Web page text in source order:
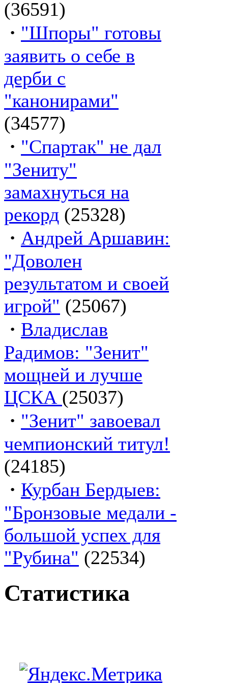
(36591)
· "Шпоры" готовы
заявить о себе в
дерби с
"канонирами"
(34577)
· "Спартак" не дал
"Зениту"
замахнуться на
рекорд (25328)
· Андрей Аршавин:
"Доволен
результатом и своей
игрой" (25067)
· Владислав
Радимов: "Зенит"
мощней и лучше
ЦСКА (25037)
· "Зенит" завоевал
чемпионский титул!
(24185)
· Курбан Бердыев:
"Бронзовые медали -
большой успех для
"Рубина" (22534)
Статистика